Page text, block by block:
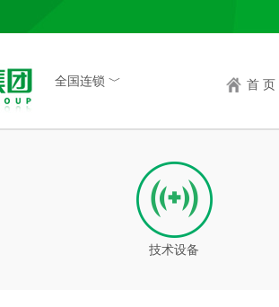
全国连锁 ﹀ 首 页
技术设备